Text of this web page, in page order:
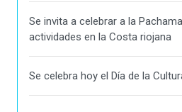
Se invita a celebrar a la
actividades en la Costa riojana
Se celebra hoy el Día de la